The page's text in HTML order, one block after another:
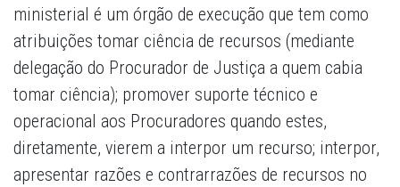
ministerial é um órgão de execução que tem como
atribuições tomar ciência de recursos (mediante
delegação do Procurador de Justiça a quem cabia
tomar ciência); promover suporte técnico e
operacional aos Procuradores quando estes,
diretamente, vierem a interpor um recurso; interpor,
apresentar razões e contrarrazões de recursos no